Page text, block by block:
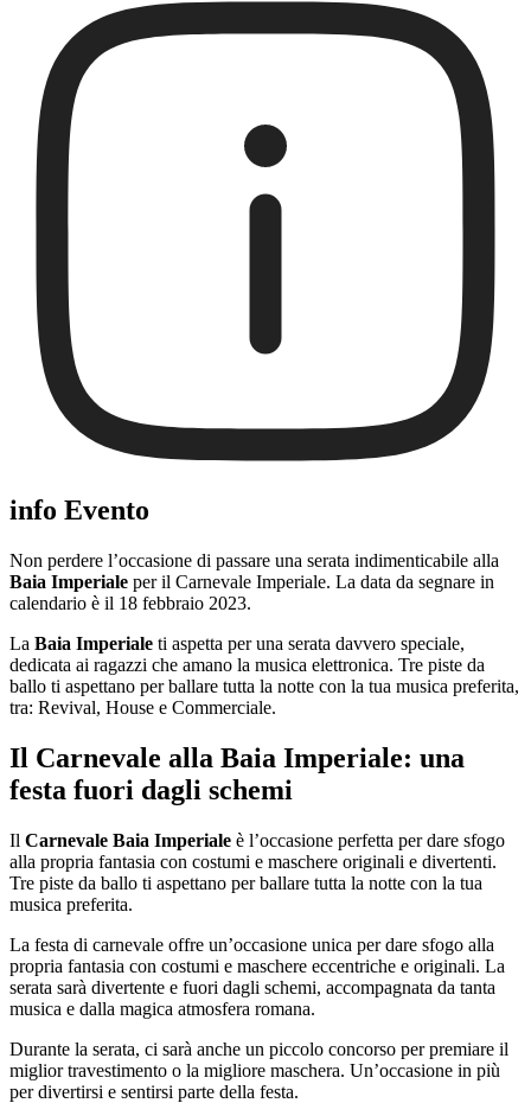
info Evento
Non perdere l’occasione di passare una serata indimenticabile alla
Baia Imperiale per il Carnevale Imperiale. La data da segnare in
calendario è il 18 febbraio 2023.
La Baia Imperiale ti aspetta per una serata davvero speciale,
dedicata ai ragazzi che amano la musica elettronica. Tre piste da
ballo ti aspettano per ballare tutta la notte con la tua musica preferita,
tra: Revival, House e Commerciale.
Il Carnevale alla Baia Imperiale: una
festa fuori dagli schemi
Il Carnevale Baia Imperiale è l’occasione perfetta per dare sfogo
alla propria fantasia con costumi e maschere originali e divertenti.
Tre piste da ballo ti aspettano per ballare tutta la notte con la tua
musica preferita.
La festa di carnevale offre un’occasione unica per dare sfogo alla
propria fantasia con costumi e maschere eccentriche e originali. La
serata sarà divertente e fuori dagli schemi, accompagnata da tanta
musica e dalla magica atmosfera romana.
Durante la serata, ci sarà anche un piccolo concorso per premiare il
miglior travestimento o la migliore maschera. Un’occasione in più
per divertirsi e sentirsi parte della festa.